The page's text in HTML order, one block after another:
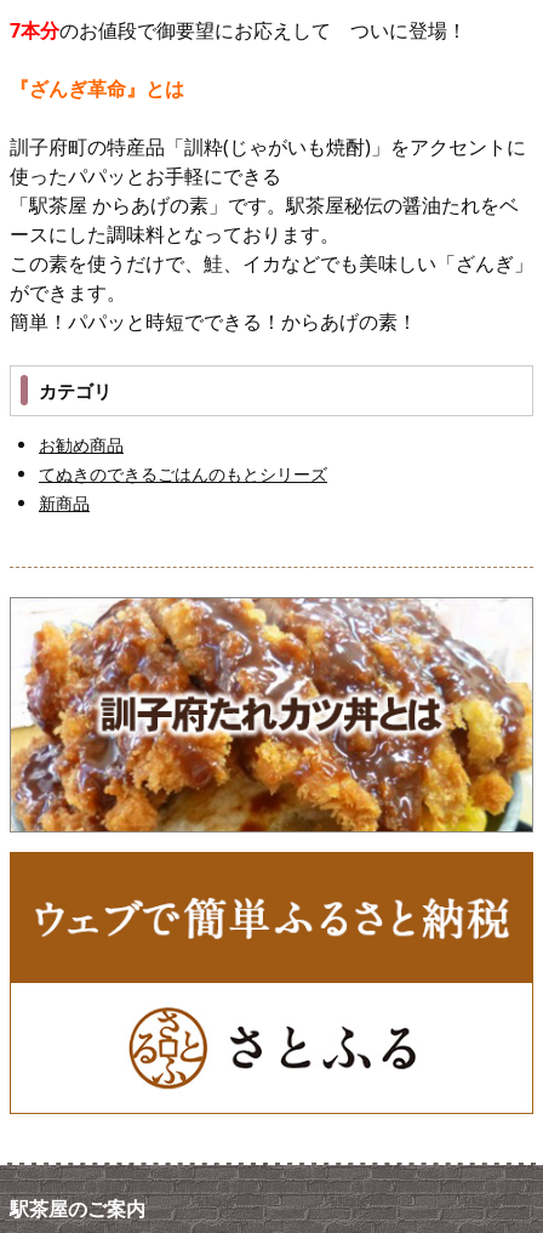
7本分のお値段で御要望にお応えして ついに登場！
『ざんぎ革命』とは
訓子府町の特産品「訓粋(じゃがいも焼酎)」をアクセントに
使ったパパッとお手軽にできる
「駅茶屋 からあげの素」です。駅茶屋秘伝の醤油たれをベ
ースにした調味料となっております。
この素を使うだけで、鮭、イカなどでも美味しい「ざんぎ」
ができます。
簡単！パパッと時短でできる！からあげの素！
カテゴリ
お勧め商品
てぬきのできるごはんのもとシリーズ
新商品
駅茶屋のご案内